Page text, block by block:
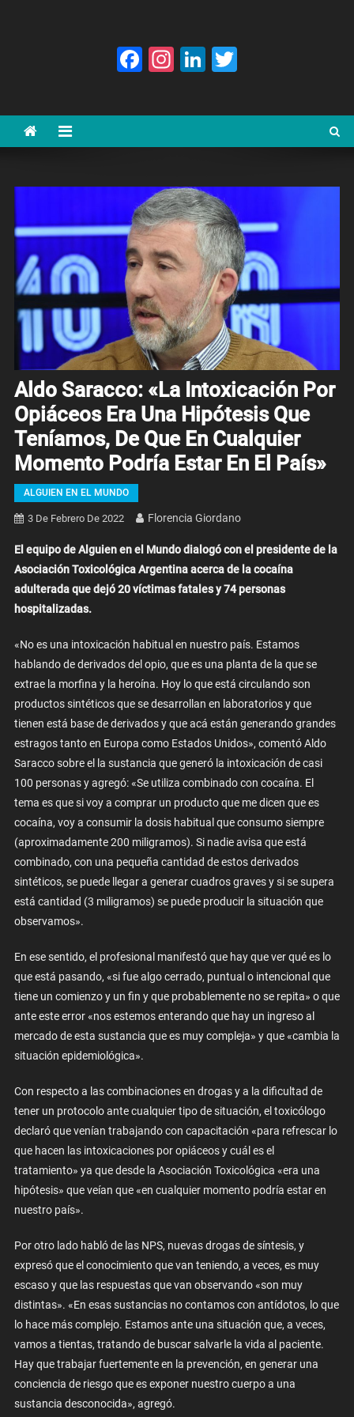
Facebook
Instagram
LinkedIn
Aldo Saracco: «La Intoxicación Por
Opiáceos Era Una Hipótesis Que
Teníamos, De Que En Cualquier
Momento Podría Estar En El País»
ALGUIEN EN EL MUNDO
3 De Febrero De 2022 Florencia Giordano
El equipo de Alguien en el Mundo dialogó con el presidente de la
Asociación Toxicológica Argentina acerca de la cocaína
adulterada que dejó 20 víctimas fatales y 74 personas
hospitalizadas.
«No es una intoxicación habitual en nuestro país. Estamos
hablando de derivados del opio, que es una planta de la que se
extrae la morfina y la heroína. Hoy lo que está circulando son
productos sintéticos que se desarrollan en laboratorios y que
tienen está base de derivados y que acá están generando grandes
estragos tanto en Europa como Estados Unidos», comentó Aldo
Saracco sobre el la sustancia que generó la intoxicación de casi
100 personas y agregó: «Se utiliza combinado con cocaína. El
tema es que si voy a comprar un producto que me dicen que es
cocaína, voy a consumir la dosis habitual que consumo siempre
(aproximadamente 200 miligramos). Si nadie avisa que está
combinado, con una pequeña cantidad de estos derivados
sintéticos, se puede llegar a generar cuadros graves y si se supera
está cantidad (3 miligramos) se puede producir la situación que
observamos».
En ese sentido, el profesional manifestó que hay que ver qué es lo
que está pasando, «si fue algo cerrado, puntual o intencional que
tiene un comienzo y un fin y que probablemente no se repita» o que
ante este error «nos estemos enterando que hay un ingreso al
mercado de esta sustancia que es muy compleja» y que «cambia la
situación epidemiológica».
Con respecto a las combinaciones en drogas y a la dificultad de
tener un protocolo ante cualquier tipo de situación, el toxicólogo
declaró que venían trabajando con capacitación «para refrescar lo
que hacen las intoxicaciones por opiáceos y cuál es el
tratamiento» ya que desde la Asociación Toxicológica «era una
hipótesis» que veían que «en cualquier momento podría estar en
nuestro país».
Por otro lado habló de las NPS, nuevas drogas de síntesis, y
expresó que el conocimiento que van teniendo, a veces, es muy
escaso y que las respuestas que van observando «son muy
distintas». «En esas sustancias no contamos con antídotos, lo que
lo hace más complejo. Estamos ante una situación que, a veces,
vamos a tientas, tratando de buscar salvarle la vida al paciente.
Hay que trabajar fuertemente en la prevención, en generar una
conciencia de riesgo que es exponer nuestro cuerpo a una
sustancia desconocida», agregó.